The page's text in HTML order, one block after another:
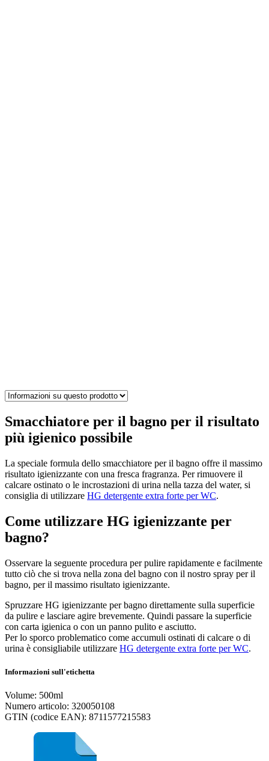
Smacchiatore per il bagno per il risultato
più igienico possibile
La speciale formula dello smacchiatore per il bagno offre il massimo
risultato igienizzante con una fresca fragranza. Per rimuovere il
calcare ostinato o le incrostazioni di urina nella tazza del water, si
consiglia di utilizzare HG detergente extra forte per WC.
Come utilizzare HG igienizzante per
bagno?
Osservare la seguente procedura per pulire rapidamente e facilmente
tutto ciò che si trova nella zona del bagno con il nostro spray per il
bagno, per il massimo risultato igienizzante.
Spruzzare HG igienizzante per bagno direttamente sulla superficie
da pulire e lasciare agire brevemente. Quindi passare la superficie
con carta igienica o con un panno pulito e asciutto.
Per lo sporco problematico come accumuli ostinati di calcare o di
urina è consigliabile utilizzare HG detergente extra forte per WC.
Informazioni sull'etichetta
Volume: 500ml
Numero articolo: 320050108
GTIN (codice EAN): 8711577215583